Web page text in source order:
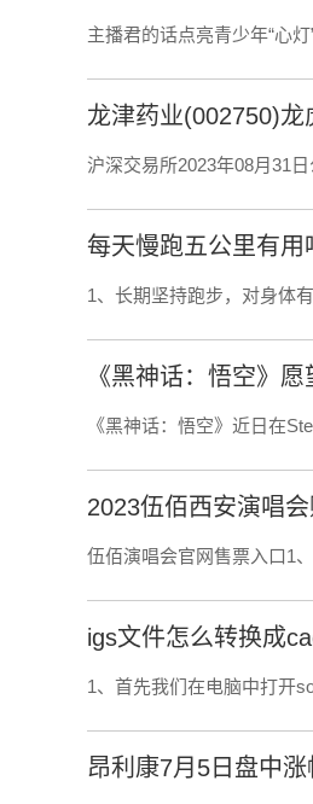
主播君的话点亮青少年“心
龙津药业(002750)
沪深交易所2023年08月31
每天慢跑五公里有用
1、长期坚持跑步，对身体
《黑神话：悟空》
《黑神话：悟空》近日在
2023伍佰西安演唱
伍佰演唱会官网售票入口1
igs文件怎么转换成
1、首先我们在电脑中打开
昂利康7月5日盘中涨